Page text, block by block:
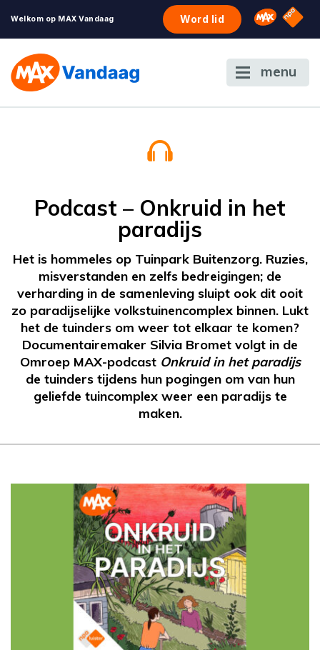
Welkom op MAX Vandaag Word lid Omroep
NPO
menu
Podcast – Onkruid in het
paradijs
Het is hommeles op Tuinpark Buitenzorg. Ruzies,
misverstanden en zelfs bedreigingen; de
verharding in de samenleving sluipt ook dit ooit
zo paradijselijke volkstuinencomplex binnen. Lukt
het de tuinders om weer tot elkaar te komen?
Documentairemaker Silvia Bromet volgt in de
Omroep MAX-podcast Onkruid in het paradijs
de tuinders tijdens hun pogingen om van hun
geliefde tuincomplex weer een paradijs te
maken.